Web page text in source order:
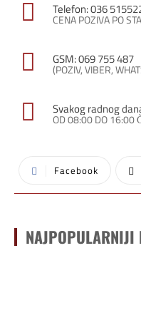
Telefon: 036
CENA POZIVA PO
GSM: 069 755 487
(POZIV, VIBER,
Svakog radnog
OD 08:00 DO 16:00
Facebook